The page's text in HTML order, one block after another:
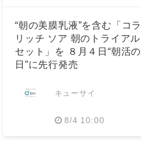
“朝の美膜乳液”を含む「コラ
リッチ ソア 朝のトライアル
セット」を ８月４日“朝活の
日”に先行発売
キューサイ
8/4 10:00